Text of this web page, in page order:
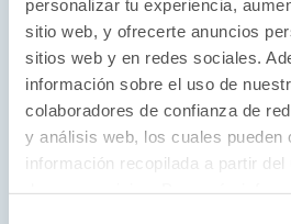
personalizar tu experiencia,
sitio web, y ofrecerte anuncios
sitios web y en redes sociales.
información sobre el uso de
colaboradores de confianza de
y análisis web, los cuales pueden
información recopilada a partir
Una apuesta por lo
En Cayro saben que hay
de moda. Juegos que